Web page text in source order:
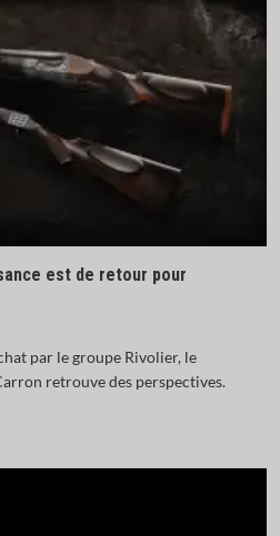
est de retour pour
par le groupe Rivolier, le
retrouve des perspectives.